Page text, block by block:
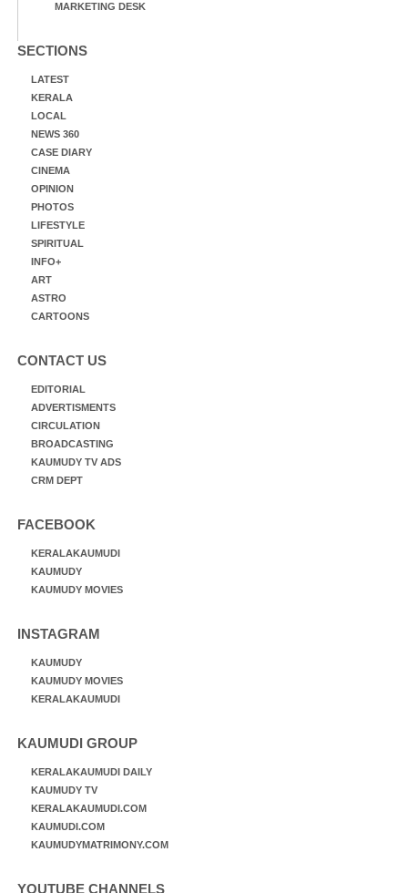
MARKETING DESK
SECTIONS
LATEST
KERALA
LOCAL
NEWS 360
CASE DIARY
CINEMA
OPINION
PHOTOS
LIFESTYLE
SPIRITUAL
INFO+
ART
ASTRO
CARTOONS
CONTACT US
EDITORIAL
ADVERTISMENTS
CIRCULATION
BROADCASTING
KAUMUDY TV ADS
CRM DEPT
FACEBOOK
KERALAKAUMUDI
KAUMUDY
KAUMUDY MOVIES
INSTAGRAM
KAUMUDY
KAUMUDY MOVIES
KERALAKAUMUDI
KAUMUDI GROUP
KERALAKAUMUDI DAILY
KAUMUDY TV
KERALAKAUMUDI.COM
KAUMUDI.COM
KAUMUDYMATRIMONY.COM
YOUTUBE CHANNELS